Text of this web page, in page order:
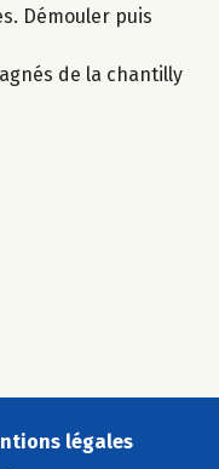
Démouler puis
de la chantilly
légales